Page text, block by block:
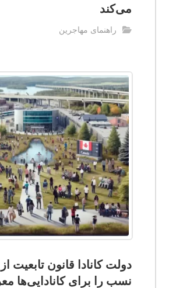
می‌کند
راهنمای مهاجرین
دولت کانادا قانون تابعیت
نسب را برای کانادایی‌ها